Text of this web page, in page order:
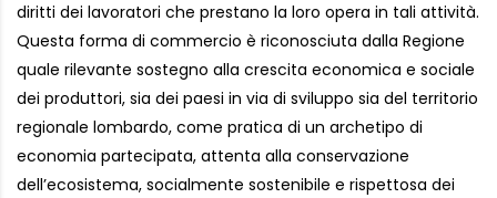
diritti dei lavoratori che prestano la loro opera in tali attività.
Questa forma di commercio è riconosciuta dalla Regione
quale rilevante sostegno alla crescita economica e sociale
dei produttori, sia dei paesi in via di sviluppo sia del territorio
regionale lombardo, come pratica di un archetipo di
economia partecipata, attenta alla conservazione
dell’ecosistema, socialmente sostenibile e rispettosa dei